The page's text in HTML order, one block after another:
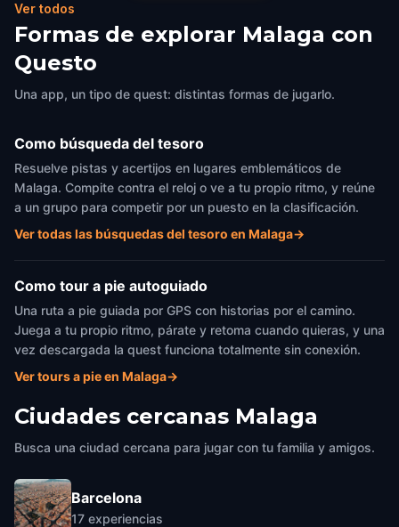
Ver todos
Formas de explorar Malaga con
Questo
Una app, un tipo de quest: distintas formas de jugarlo.
Como búsqueda del tesoro
Resuelve pistas y acertijos en lugares emblemáticos de
Malaga. Compite contra el reloj o ve a tu propio ritmo, y reúne
a un grupo para competir por un puesto en la clasificación.
Ver todas las búsquedas del tesoro en Malaga→
Como tour a pie autoguiado
Una ruta a pie guiada por GPS con historias por el camino.
Juega a tu propio ritmo, párate y retoma cuando quieras, y una
vez descargada la quest funciona totalmente sin conexión.
Ver tours a pie en Malaga→
Ciudades cercanas Malaga
Busca una ciudad cercana para jugar con tu familia y amigos.
Barcelona
17 experiencias